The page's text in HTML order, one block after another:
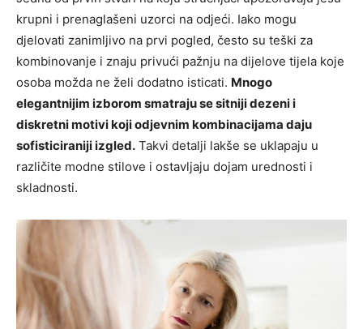
krupni i prenaglašeni uzorci na odjeći. Iako mogu
djelovati zanimljivo na prvi pogled, često su teški za
kombinovanje i znaju privući pažnju na dijelove tijela koje
osoba možda ne želi dodatno isticati. Mnogo
elegantnijim izborom smatraju se sitniji dezeni i
diskretni motivi koji odjevnim kombinacijama daju
sofisticiraniji izgled. Takvi detalji lakše se uklapaju u
različite modne stilove i ostavljaju dojam urednosti i
skladnosti.